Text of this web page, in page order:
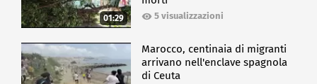
01:29 5 visualizzazioni
Marocco, centinaia di migranti
arrivano nell'enclave spagnola
di Ceuta